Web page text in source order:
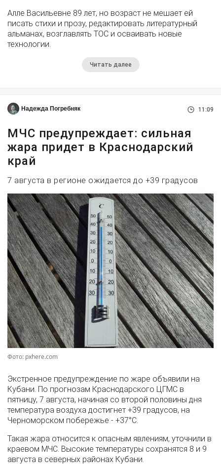
Алле Васильевне 89 лет, но возраст не мешает ей
писать стихи и прозу, редактировать литературный
альманах, возглавлять ТОС и осваивать новые
технологии.
Читать далее
Надежда Погребняк 11:09
МЧС предупреждает: сильная
жара придет в Краснодарский
край
7 августа в регионе ожидается до +39 градусов
Фото: pxhere.com
Экстренное предупреждение по жаре объявили на
Кубани. По прогнозам Краснодарского ЦГМС в
пятницу, 7 августа, начиная со второй половины дня
температура воздуха достигнет +39 градусов, на
Черноморском побережье - +37°­С.
Такая жара относится к опасным явлениям, уточнили в
краевом МЧС. Высокие температуры сохранятся 8 и 9
августа в северных районах Кубани.